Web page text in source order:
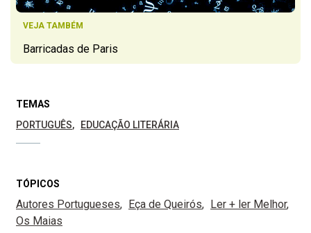
VEJA TAMBÉM
Barricadas de Paris
TEMAS
PORTUGUÊS
EDUCAÇÃO LITERÁRIA
TÓPICOS
Autores Portugueses Eça de Queirós
Ler + ler Melhor
Os Maias